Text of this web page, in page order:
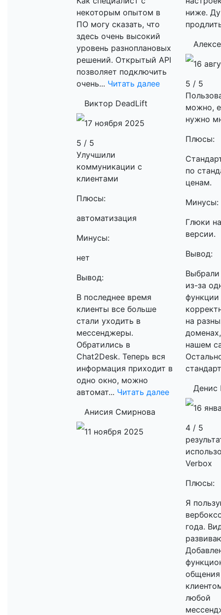
некоторым опытом в
ПО могу сказать, что
здесь очень высокий
уровень разноплановых
решений. Открытый API
позволяет подключить
очень... Читать далее
Виктор DeadLift
17 ноября 2025
5 / 5
Улучшили
коммуникации с
клиентами
Плюсы:
автоматизация
Минусы:
нет
Вывод:
В последнее время
клиенты все больше
стали уходить в
мессенджеры.
Обратились в
Chat2Desk. Теперь вся
информация приходит в
одно окно, можно
автомат... Читать далее
Анисия Смирнова
11 ноября 2025
ниже.
16
5 / 5
можно,
нужно
Плюсы:
по
ценам.
Минусы:
Глюки
версии.
Вывод:
из-за
на
нашем
Денис
16
4 / 5
Verbox
Плюсы:
Я
года.
любой